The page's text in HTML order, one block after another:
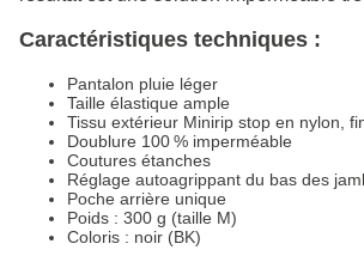
Caractéristiques techniques :
Pantalon pluie léger
Taille élastique ample
Tissu extérieur Minirip stop en nylon,
Doublure 100 % imperméable
Coutures étanches
Réglage autoagrippant du bas des
Poche arrière unique
Poids : 300 g (taille M)
Coloris : noir (BK)